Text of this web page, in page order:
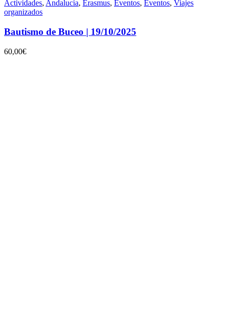
Actividades, Andalucía, Erasmus, Eventos, Eventos, Viajes
organizados
Bautismo de Buceo | 19/10/2025
60,00€